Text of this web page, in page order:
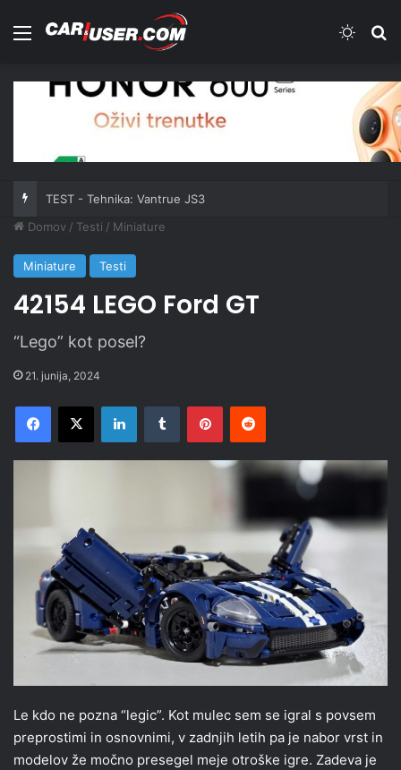
Meni
TEST - Tehnika: Vantrue JS3
Domov / Testi / Miniature
Miniature Testi
42154 LEGO Ford GT
“Lego” kot posel?
21. junija, 2024
Facebook
X LinkedInTumblr PinterestReddit
Le kdo ne pozna “legic”. Kot mulec sem se igral s povsem
preprostimi in osnovnimi, v zadnjih letih pa je nabor vrst in
modelov že močno presegel meje otroške igre. Zadeva je